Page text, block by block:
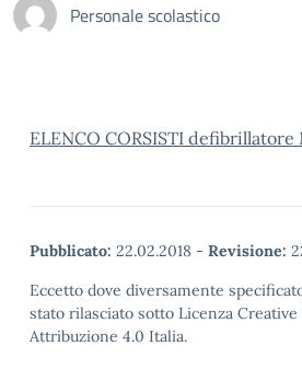
Personale scolastico
ELENCO CORSISTI defibrillatore
Pubblicato: 22.02.2018 - Revisione:
Eccetto dove diversamente
stato rilasciato sotto Licenza Creative
Attribuzione 4.0 Italia.